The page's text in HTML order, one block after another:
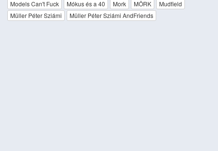
Models Can't Fuck
Mókus és a 40 Mork MÖRK
Mudfield
Müller Péter Sziámi
Müller Péter Sziámi AndFriends